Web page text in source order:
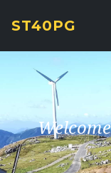
ST40PG